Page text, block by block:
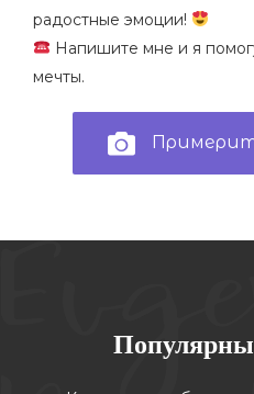
радостные эмоции!
Напишите мне и я
мечты.